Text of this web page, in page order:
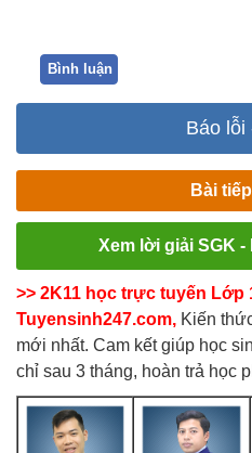
Bình luận
Báo lỗi
Bài
Xem lời giải SGK -
>> 2K11 học trực tuyến Lớp
Tuyensinh247.com, Kiến
mới nhất. Cam kết giúp học
chỉ sau 3 tháng, hoàn trả học